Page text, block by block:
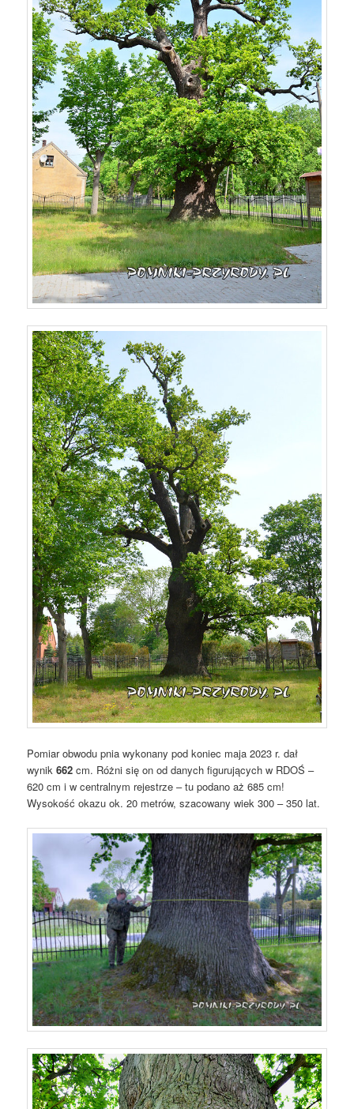
Pomiar obwodu pnia wykonany pod koniec maja 2023 r. dał
wynik662 cm. Różni się on od danych figurujących w RDOŚ –
620 cm i w centralnym rejestrze – tu podano aż 685 cm!
Wysokość okazu ok. 20 metrów, szacowany wiek 300 – 350 lat.